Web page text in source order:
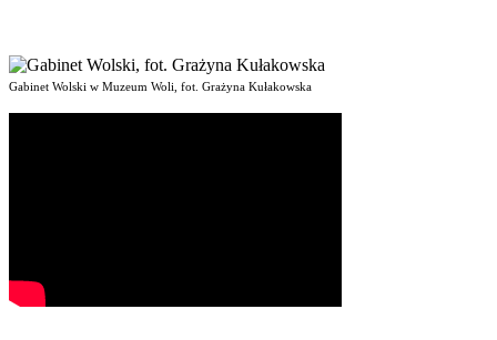
Gabinet Wolski w Muzeum Woli, fot. Grażyna Kułakowska